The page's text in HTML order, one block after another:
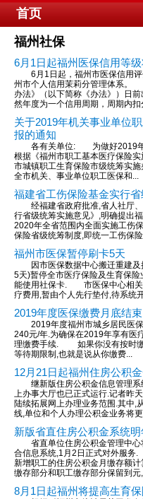
首页
福州社保
6月1日起福州医保信用等
6月1日起，福州市医保信用评
州市个人信用茉莉分管理体系
办法》（以下简称《办法》）日
然年度为一个信用周期，周期内
关于2019年机关事业单位
报的通知
各有关单位: 为做好2019年度
根据《福州市职工基本医疗保险
市城镇职工生育保险市级统筹实
全市机关、事业单位职工医保和...
福建省工伤保险基金实行
经福建省政府批准,省人社厅、
行省级统筹实施意见》,明确提出
2020年全省范围内全面实施工伤
保险省级统筹制度,即统一工伤保
福州市医保暂停刷卡5天
因市医保数据中心搬迁重建及
5天)暂停全市医疗保险及生育保
能使用社保卡. 市医保中心相关
疗费用,暂由个人先行垫付,待系统
2019年度医保缴费月底结束
2019年度福州市城乡居民医保
240元/年.为确保在2019年享有医
理缴费手续. 如果你没有按时缴
等待期限制,也就是说从你缴费...
12月21日起福州住房公积
继新版住房公积金信息管理系
上办事大厅也已正式运行.记者昨
陆续拓展网上办理业务范围.其中,
线,单位和个人办理公积金业务将
新版省直住房公积金系统
省直单位住房公积金管理中心
合信息系统,1月2日正式对外服
新增职工的住房公积金月缴存额
缴存部分和职工缴存部分保留到元
8月1日起福州将提高生育